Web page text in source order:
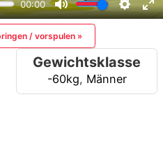
/ vorspulen »
Gewichtsklasse
-60kg, Männer